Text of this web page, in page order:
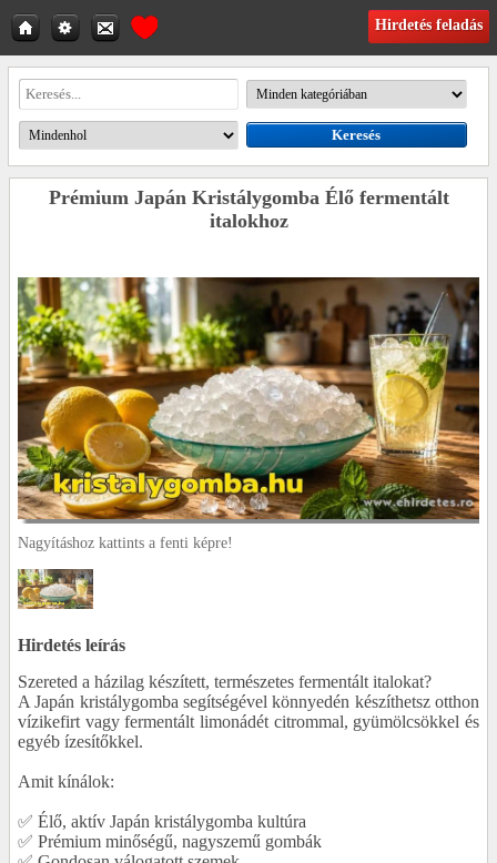
Hirdetés feladás
Prémium Japán Kristálygomba Élő fermentált
italokhoz
Nagyításhoz kattints a fenti képre!
Hirdetés leírás
Szereted a házilag készített, természetes fermentált italokat?
A Japán kristálygomba segítségével könnyedén készíthetsz otthon
vízikefirt vagy fermentált limonádét citrommal, gyümölcsökkel és
egyéb ízesítőkkel.
Amit kínálok:
✅ Élő, aktív Japán kristálygomba kultúra
✅ Prémium minőségű, nagyszemű gombák